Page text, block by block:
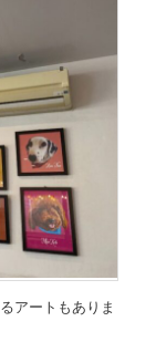
アートもありま